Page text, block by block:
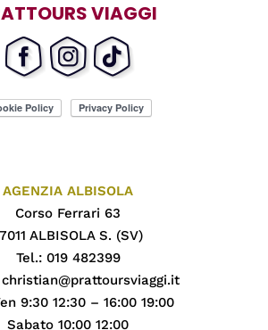
VIAGGI
AGENZIA ALBISOLA
Corso Ferrari 63
ALBISOLA S. (SV)
Tel.: 019 482399
christian@prattoursviaggi.it
9:30 12:30 – 16:00 19:00
Sabato 10:00 12:00